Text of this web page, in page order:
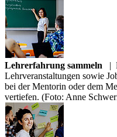
Lehrerfahrung sammeln |
Lehrveranstaltungen sowie
bei der Mentorin oder dem
vertiefen. (Foto: Anne